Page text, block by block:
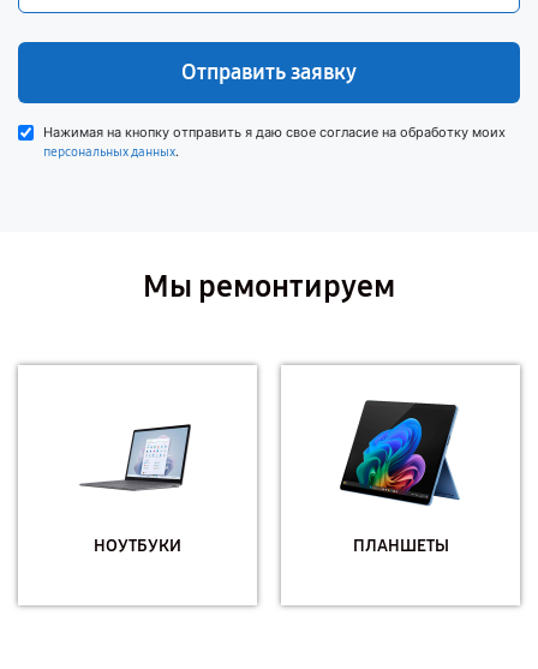
Отправить заявку
Нажимая на кнопку отправить я даю свое согласие на обработку моих
персональных данных.
Мы ремонтируем
НОУТБУКИ ПЛАНШЕТЫ